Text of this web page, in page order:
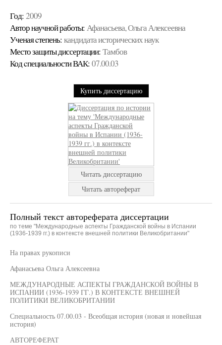
Год: 2009
Автор научной работы: Афанасьева, Ольга Алексеевна
Ученая cтепень: кандидата исторических наук
Место защиты диссертации: Тамбов
Код cпециальности ВАК: 07.00.03
Купить диссертацию
Читать диссертацию
Читать автореферат
Полный текст автореферата диссертации
по теме "Международные аспекты Гражданской войны в Испании
(1936-1939 гг.) в контексте внешней политики Великобритании"
На правах рукописи
Афанасьева Ольга Алексеевна
МЕЖДУНАРОДНЫЕ АСПЕКТЫ ГРАЖДАНСКОЙ ВОЙНЫ В
ИСПАНИИ (1936-1939 ГГ.) В КОНТЕКСТЕ ВНЕШНЕЙ
ПОЛИТИКИ ВЕЛИКОБРИТАНИИ
Специальность 07.00.03 - Всеобщая история (новая и новейшая
история)
АВТОРЕФЕРАТ